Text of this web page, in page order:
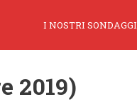
I NOSTRI SONDAGGI
2019)